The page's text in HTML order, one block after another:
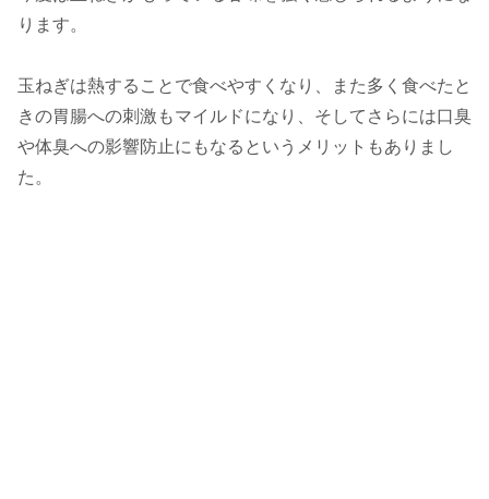
ります。
玉ねぎは熱することで食べやすくなり、また多く食べたと
きの胃腸への刺激もマイルドになり、そしてさらには口臭
や体臭への影響防止にもなるというメリットもありまし
た。